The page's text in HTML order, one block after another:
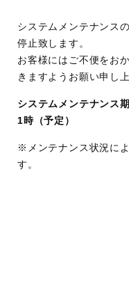
システムメンテナンス
停止致します。
お客様にはご不便をお
きますようお願い申し
システムメンテナンス
1時（予定）
※メンテナンス状況に
す。